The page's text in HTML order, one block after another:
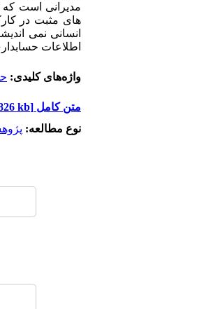
مدیرانی است که
های مثبت در
انسانی نمی
اطلاعات
واژه‌های کلیدی:
متن کامل [PDF 826 kb]
نوع مطالعه: